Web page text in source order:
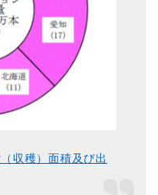
収穫）面積及び出